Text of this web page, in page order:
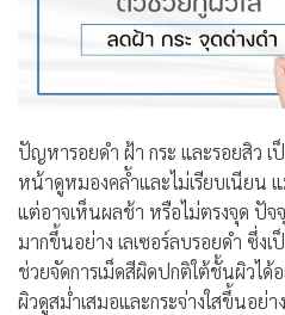
ปัญหารอยดำ ฝ้า กระ และรอยสิว
หน้าดูหมองคล้ำและไม่เรียบเนียน
แต่อาจเห็นผลช้า หรือไม่ตรงจุด ปั
มากขึ้นอย่าง เลเซอร์ลบรอยดำ ซึ่งเ
ช่วยจัดการเม็ดสีผิดปกติใต้ชั้นผิวได้
ผิวดูสม่ำเสมอและกระจ่างใสขึ้นอย่า